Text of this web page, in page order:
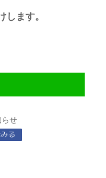
します。
らせ